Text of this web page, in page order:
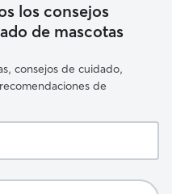
los consejos
de mascotas
consejos de cuidado,
de